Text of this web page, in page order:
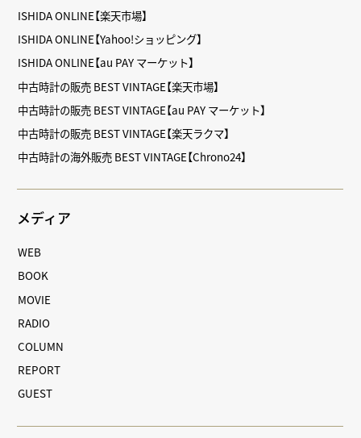
ISHIDA ONLINE【楽天市場】
ISHIDA ONLINE【Yahoo!ショッピング】
ISHIDA ONLINE【au PAY マーケット】
中古時計の販売 BEST VINTAGE【楽天市場】
中古時計の販売 BEST VINTAGE【au PAY マーケット】
中古時計の販売 BEST VINTAGE【楽天ラクマ】
中古時計の海外販売 BEST VINTAGE【Chrono24】
メディア
WEB
BOOK
MOVIE
RADIO
COLUMN
REPORT
GUEST